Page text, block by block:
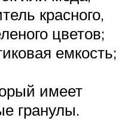
красного,
цветов;
емкость;
имеет
гранулы.